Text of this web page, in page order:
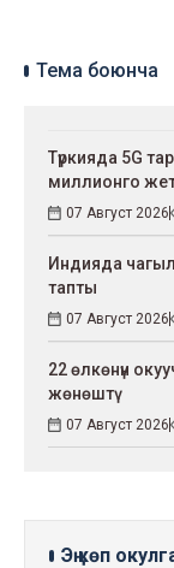
Тема боюнча
Түркияда 5G
миллионго
07 Август 2026
Индияда
тапты
07 Август 2026
22 өлкөнүн
жөнөштү
07 Август 2026
Эң көп